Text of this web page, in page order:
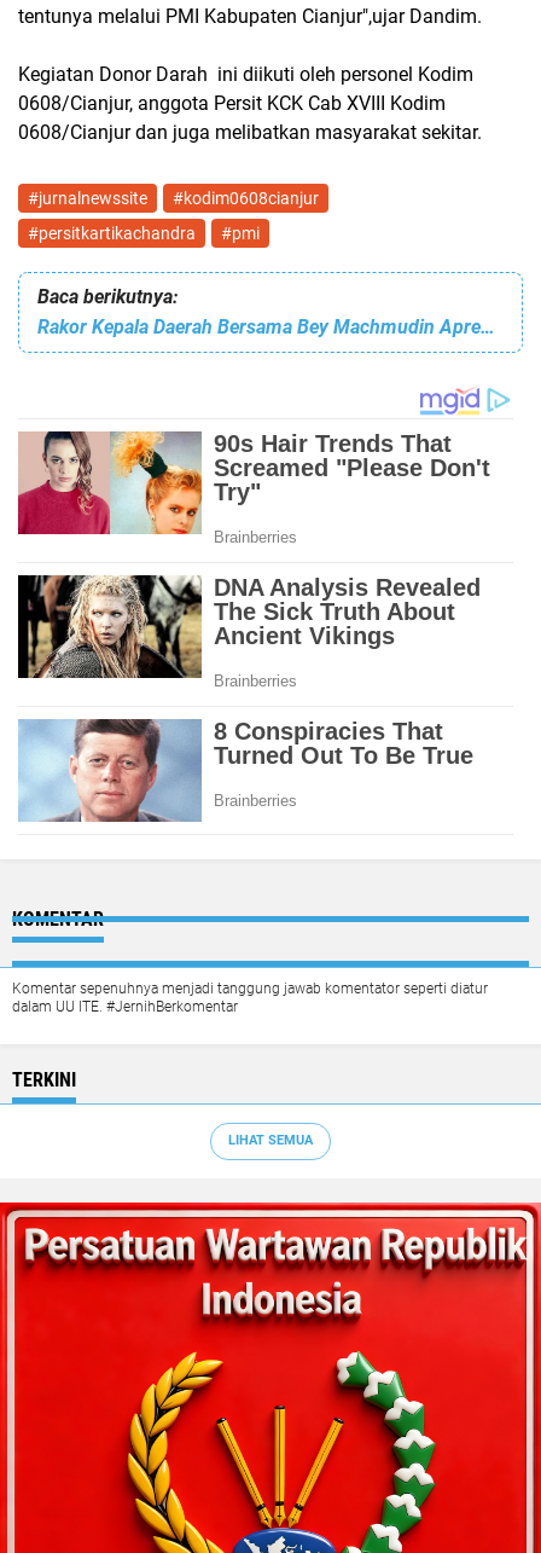
tentunya melalui PMI Kabupaten Cianjur",ujar Dandim.
Kegiatan Donor Darah ini diikuti oleh personel Kodim
0608/Cianjur, anggota Persit KCK Cab XVIII Kodim
0608/Cianjur dan juga melibatkan masyarakat sekitar.
#jurnalnewssite
#kodim0608cianjur
#persitkartikachandra
#pmi
Baca berikutnya:
Rakor Kepala Daerah Bersama Bey Machmudin Apresiasi Kerja Kolekif Bupati Dan Wali Kota
KOMENTAR
Komentar sepenuhnya menjadi tanggung jawab komentator seperti diatur
dalam UU ITE. #JernihBerkomentar
TERKINI
LIHAT SEMUA